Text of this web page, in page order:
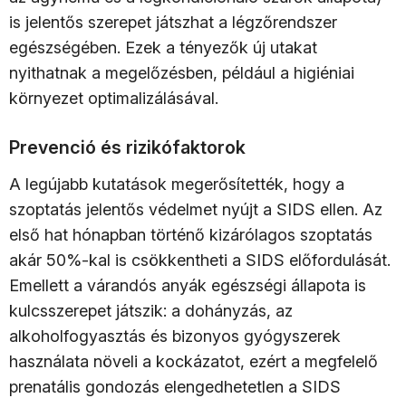
is jelentős szerepet játszhat a légzőrendszer
egészségében. Ezek a tényezők új utakat
nyithatnak a megelőzésben, például a higiéniai
környezet optimalizálásával.
Prevenció és rizikófaktorok
A legújabb kutatások megerősítették, hogy a
szoptatás jelentős védelmet nyújt a SIDS ellen. Az
első hat hónapban történő kizárólagos szoptatás
akár 50%-kal is csökkentheti a SIDS előfordulását.
Emellett a várandós anyák egészségi állapota is
kulcsszerepet játszik: a dohányzás, az
alkoholfogyasztás és bizonyos gyógyszerek
használata növeli a kockázatot, ezért a megfelelő
prenatális gondozás elengedhetetlen a SIDS